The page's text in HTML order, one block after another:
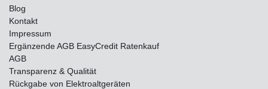
Blog
Kontakt
Impressum
Ergänzende AGB EasyCredit Ratenkauf
AGB
Transparenz & Qualität
Rückgabe von Elektroaltgeräten